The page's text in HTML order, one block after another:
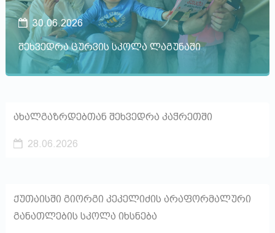
30.06.2026
შეხვედრა ცურვის სკოლა ლაგუნაში
ახალგაზრდებთან შეხვედრა კაჭრეთში
28.06.2026
ქუთაისში გიორგი კეკელიძის არაფორმალური
განათლების სკოლა იხსნება